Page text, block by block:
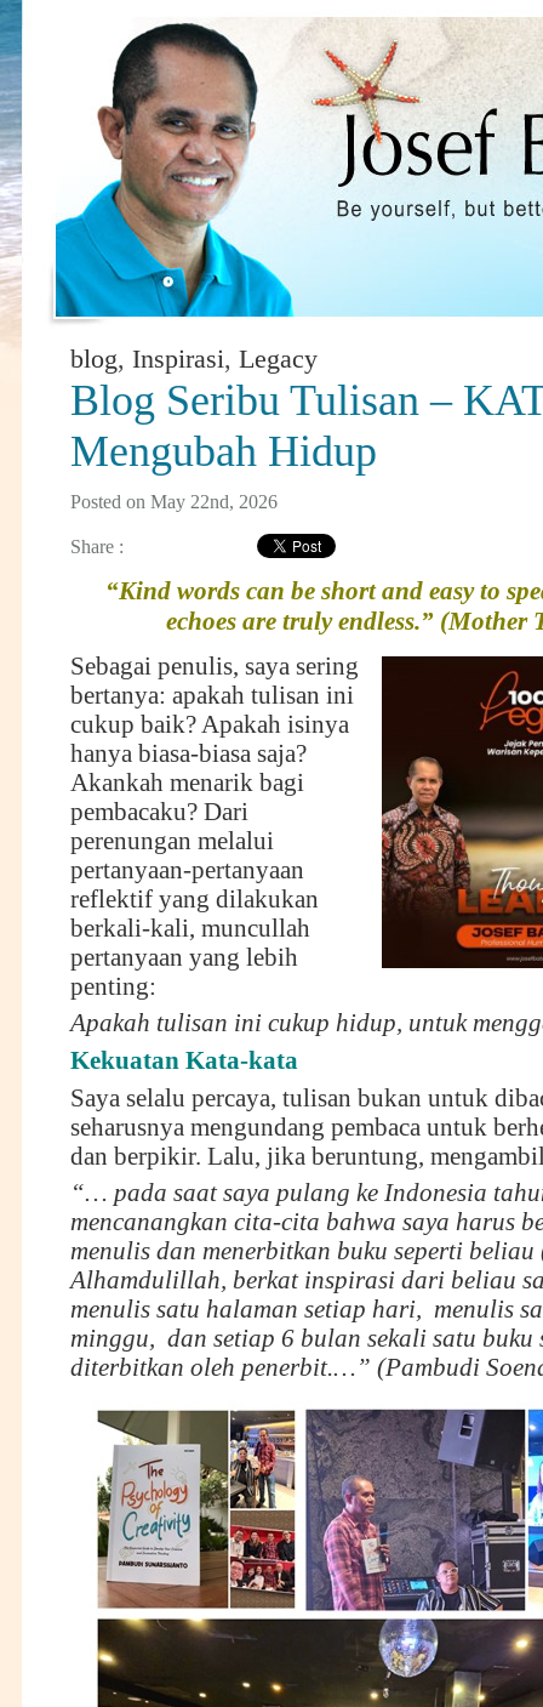
blog, Inspirasi, Legacy
Blog Seribu Tulisan –
Mengubah Hidup
Posted on May 22nd, 2026
Share :
“Kind words can be short and easy to
echoes are truly endless.” (Mother
Sebagai penulis, saya sering
bertanya: apakah tulisan ini
cukup baik? Apakah isinya
hanya biasa-biasa saja?
Akankah menarik bagi
pembacaku? Dari
perenungan melalui
pertanyaan-pertanyaan
reflektif yang dilakukan
berkali-kali, muncullah
pertanyaan yang lebih
penting:
Apakah tulisan ini cukup hidup, untuk
Kekuatan Kata-kata
Saya selalu percaya, tulisan bukan untuk
seharusnya mengundang pembaca untuk
dan berpikir. Lalu, jika beruntung,
“… pada saat saya pulang ke Indonesia
mencanangkan cita-cita bahwa saya harus
menulis dan menerbitkan buku seperti beliau
Alhamdulillah, berkat inspirasi dari beliau
menulis satu halaman setiap hari, menulis
minggu, dan setiap 6 bulan sekali satu buku
diterbitkan oleh penerbit.…” (Pambudi